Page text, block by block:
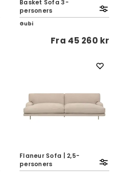
Basket Sofa 3-
personers
Gubi
Fra 45 260 kr
Flaneur Sofa | 2,5-
personers